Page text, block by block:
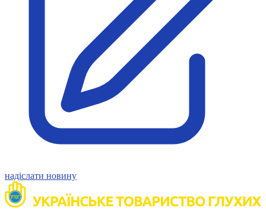
Всеукраїнська Рада директорів УТОГ
Всеукраїнська молодіжна Рада УТОГ
Молодіжні лідери УТОГ
Ветерани УТОГ
Мережа УТОГ
Підприємства УТОГ
Рекорди УТОГ
Видання УТОГ
Звіти
Контакти
Для абітурієнтів
Уроки
Українська жестова мова
надіслати новину